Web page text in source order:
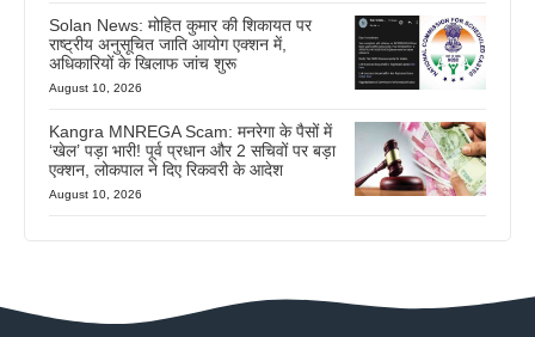
Solan News: मोहित कुमार की शिकायत पर
राष्ट्रीय अनुसूचित जाति आयोग एक्शन में,
अधिकारियों के खिलाफ जांच शुरू
August 10, 2026
Kangra MNREGA Scam: मनरेगा के पैसों में
‘खेल’ पड़ा भारी! पूर्व प्रधान और 2 सचिवों पर बड़ा
एक्शन, लोकपाल ने दिए रिकवरी के आदेश
August 10, 2026